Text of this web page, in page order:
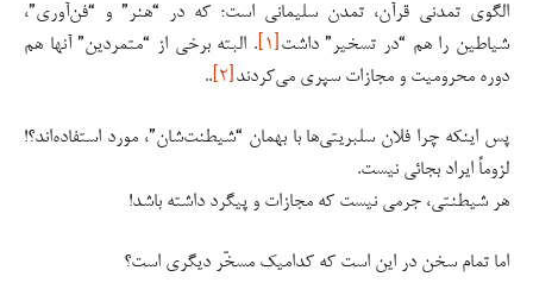
الگوی تمدنی قرآن، تمدن سلیمانی است؛ که در “هنر” و “فن‌آوری”،
شیاطین را هم “در تسخیر” داشت[۱]
. البته برخی از “متمردین” آنها هم
دوره محرومیت و مجازات سپری می‌کردند[۲] ..
پس اینکه چرا فلان سلبریتی‌ها با بهمان “شیطنت‌شان”، مورد استفاده‌اند؟!
لزوماً ایراد بجائی نیست.
هر شیطنتی، جرمی نیست که مجازات و پیگرد داشته باشد!
اما تمام سخن در این است که کدامیک مسخّر دیگری است؟